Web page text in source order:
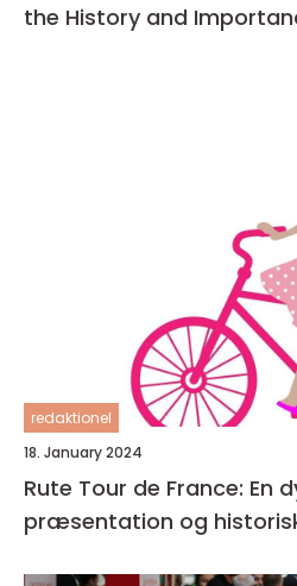
the History and
redaktionel
18. January 2024
Rute Tour de France: En
præsentation og